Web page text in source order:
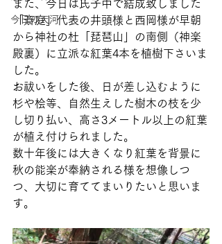
今日の天河
また、今日は氏子中で結成致しました
「斎庭」代表の井頭様と西岡様が早朝
から神社の杜「琵琶山」の南側（神楽
殿裏）に立派な紅葉4本を植樹下さいま
した。
お祓いをした後、日が差し込むように
杉や桧等、自然生えした樹木の枝を少
し切り払い、高さ3メートル以上の紅葉
が植え付けられました。
数十年後には大きくなり紅葉を背景に
秋の能楽が奉納される様を想像しつ
つ、大切に育ててまいりたいと思いま
す。